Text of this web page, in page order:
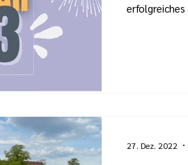
erfolgreiches
27. Dez. 2022